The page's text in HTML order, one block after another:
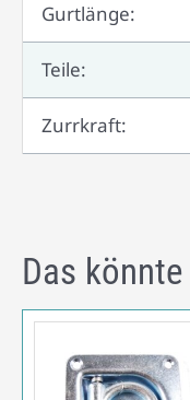
Gurtlänge:
Teile:
Zurrkraft:
Das